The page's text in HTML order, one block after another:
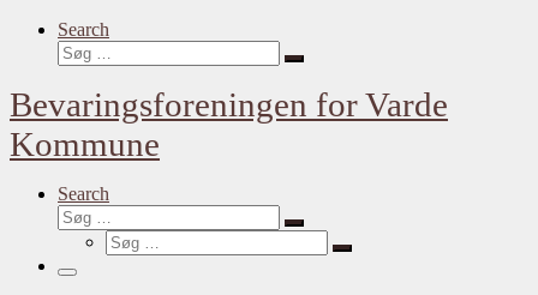
Search
Søg
Søg
Bevaringsforeningen for Varde
Kommune
Search
Søg
Søg
Søg
Søg
Menu